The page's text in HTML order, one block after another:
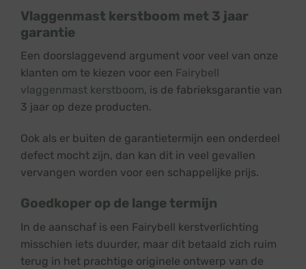
Vlaggenmast kerstboom met 3 jaar
garantie
Een doorslaggevend argument voor veel van onze
klanten om te kiezen voor een Fairybell
vlaggenmast kerstboom, is de fabrieksgarantie van
3 jaar op deze producten.
Ook als er buiten de garantietermijn een onderdeel
defect mocht zijn, dan kan dit in veel gevallen
vervangen worden voor een schappelijke prijs.
Goedkoper op de lange termijn
In de aanschaf is een Fairybell kerstverlichting
misschien iets duurder, maar dit betaald zich ruim
terug in het prachtige originele ontwerp van de